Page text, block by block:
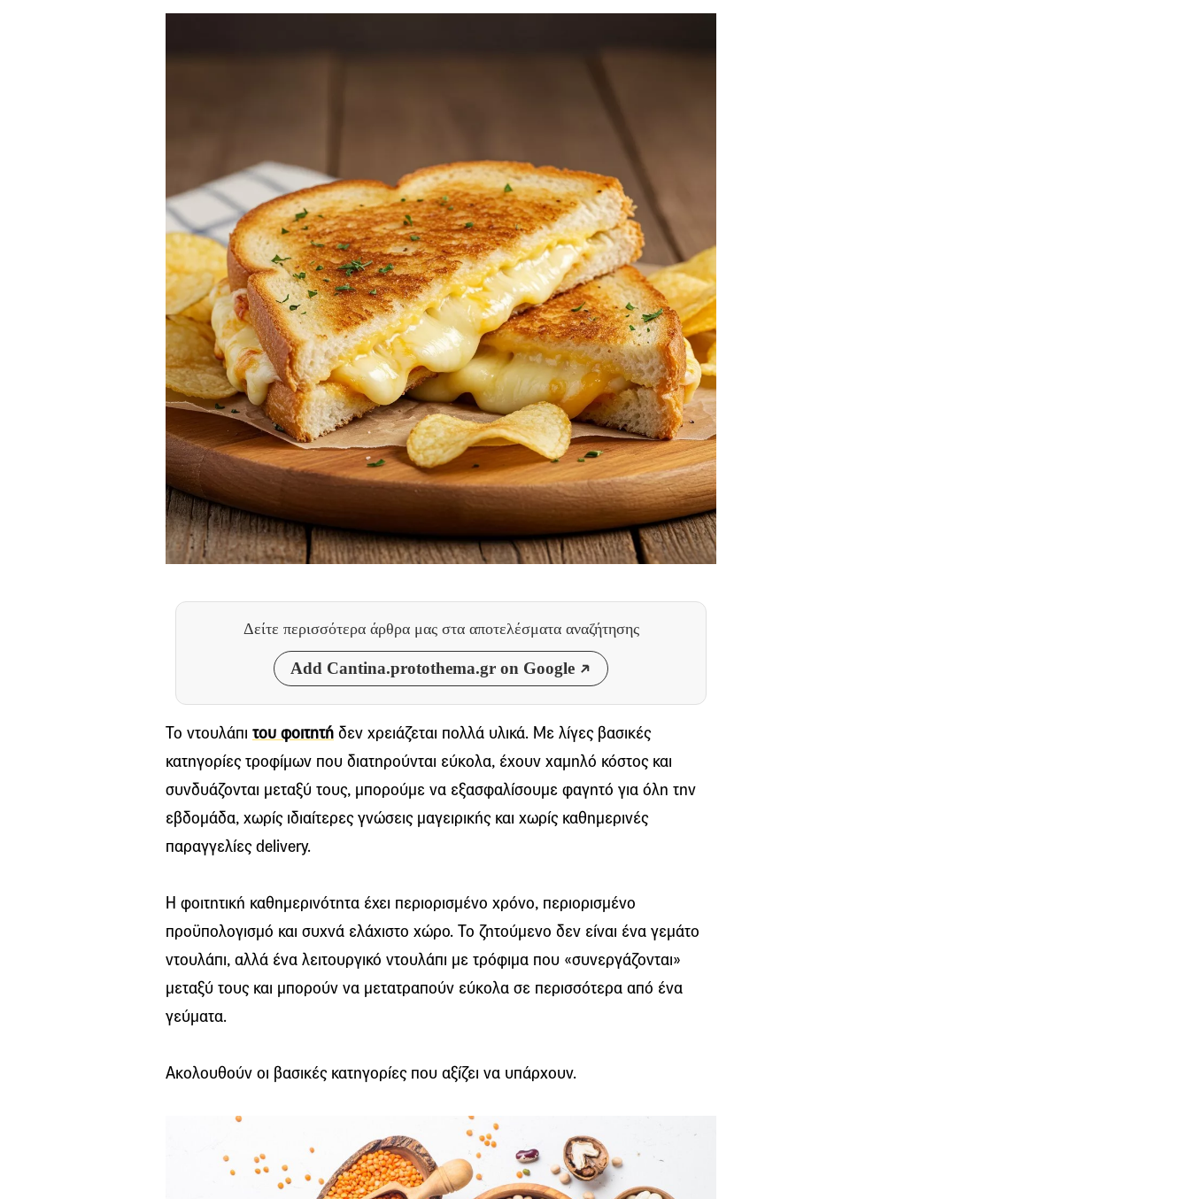
Δείτε περισσότερα άρθρα μας στα αποτελέσματα αναζήτησης
Add Cantina.protothema.gr on Google
Το ντουλάπι του φοιτητή δεν χρειάζεται πολλά υλικά. Με λίγες βασικές
κατηγορίες τροφίμων που διατηρούνται εύκολα, έχουν χαμηλό κόστος και
συνδυάζονται μεταξύ τους, μπορούμε να εξασφαλίσουμε φαγητό για όλη την
εβδομάδα, χωρίς ιδιαίτερες γνώσεις μαγειρικής και χωρίς καθημερινές
παραγγελίες delivery.
Η φοιτητική καθημερινότητα έχει περιορισμένο χρόνο, περιορισμένο
προϋπολογισμό και συχνά ελάχιστο χώρο. Το ζητούμενο δεν είναι ένα γεμάτο
ντουλάπι, αλλά ένα λειτουργικό ντουλάπι με τρόφιμα που «συνεργάζονται»
μεταξύ τους και μπορούν να μετατραπούν εύκολα σε περισσότερα από ένα
γεύματα.
Ακολουθούν οι βασικές κατηγορίες που αξίζει να υπάρχουν.